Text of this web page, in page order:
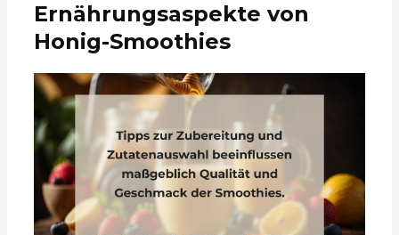
Ernährungsaspekte von
Honig-Smoothies